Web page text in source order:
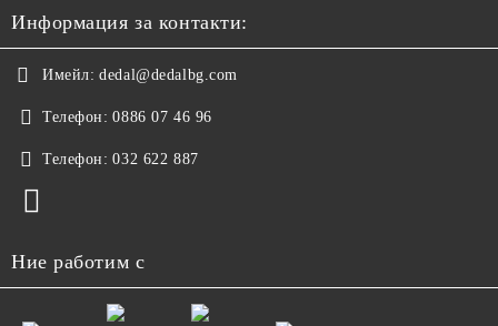
Информация за контакти:
Имейл: dedal@dedalbg.com
Телефон: 0886 07 46 96
Телефон: 032 622 887
Ние работим с